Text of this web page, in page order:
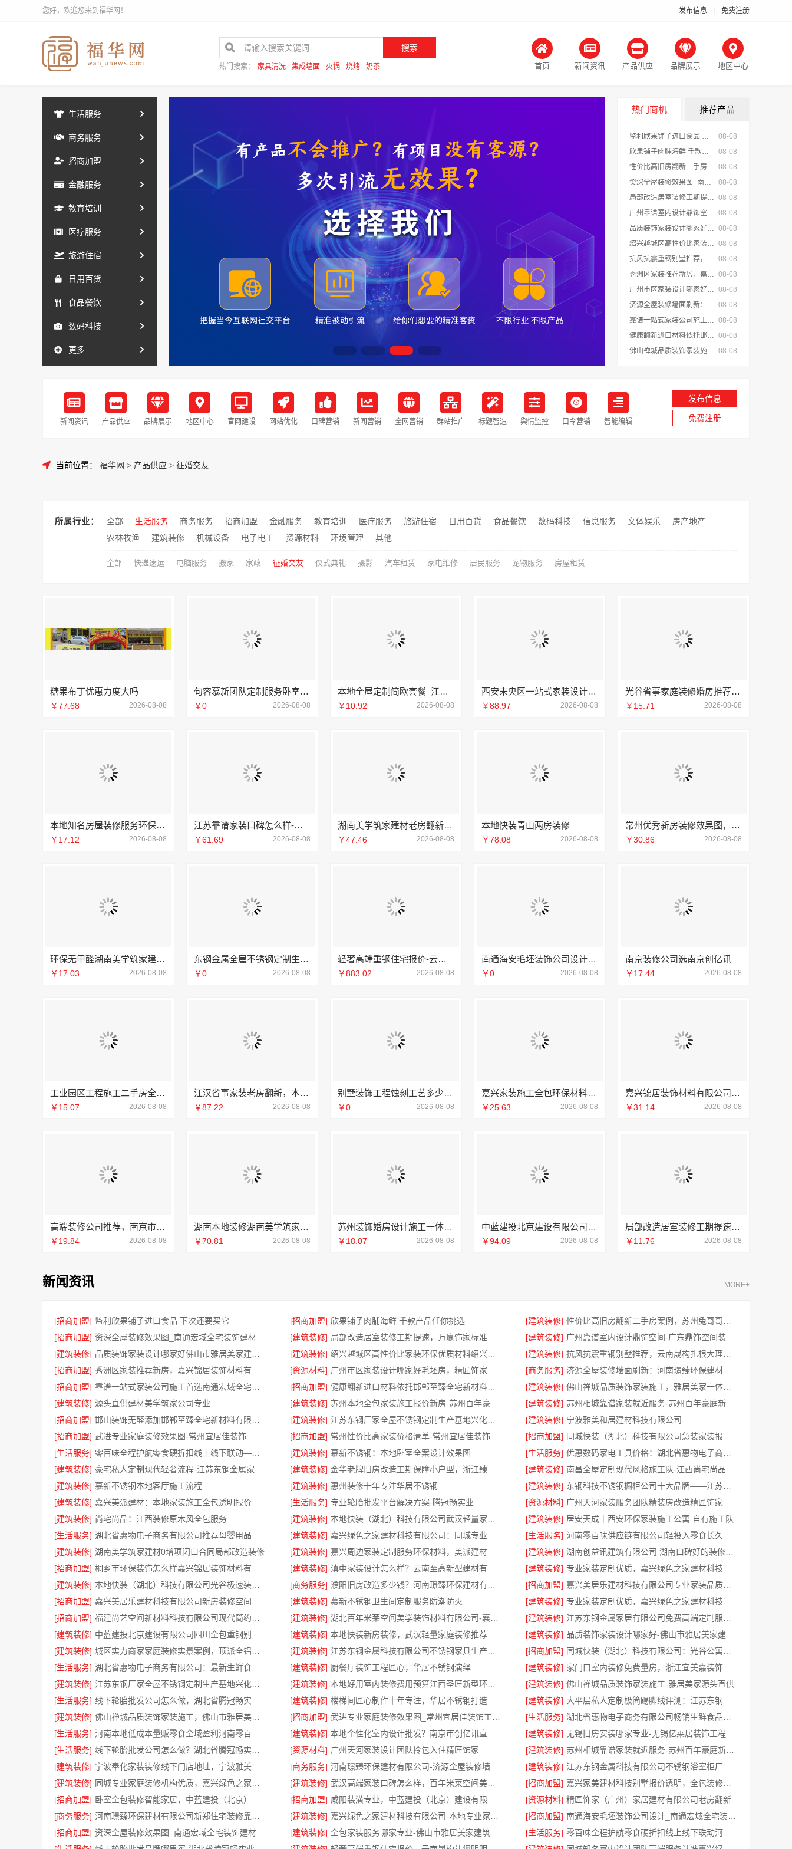
您好，欢迎您来到福华网！ 发布信息 免费注册
搜索
热门搜索： 家具清洗 集成墙面 火锅 烧烤 奶茶 首页 新闻资讯 产品供应 品牌展示 地区中心
生活服务
商务服务
招商加盟
金融服务
教育培训
医疗服务
旅游住宿
日用百货
食品餐饮
数码科技
更多
热门商机 推荐产品
监利欣果铺子进口食品 下次还要买它
08-08
欣果铺子肉脯海鲜 千款产品任你挑选
08-08
性价比高旧房翻新二手房案例，苏州兔哥哥智装新材料口碑见证 08-08
资深全屋装修效果图_南通宏域全宅装饰建材
08-08
局部改造居室装修工期提速，万赢饰家标准流程保障 08-08
广州靠谱室内设计鼎饰空间-广东鼎饰空间装饰工程有限公司 08-08
品质装饰家装设计哪家好佛山市雅居美家建筑装饰工程有限公司 08-08
绍兴越城区高性价比家装环保优质材料绍兴卓鑫装饰材料有限公司 08-08
抗风抗震重钢别墅推荐，云南晟构扎根大理匠心 08-08
秀洲区家装推荐新房，嘉兴锦居装饰材料有限公司一站式整装 08-08
广州市区家装设计哪家好毛坯房，精匠饰家 08-08
济源全屋装修墙面刷新：河南璟臻环保建材有限公司快净 08-08
靠谱一站式家装公司施工首选南通宏域全宅装饰建材有限公司 08-08
健康翻新进口材料依托邯郸至臻全宅新材料有限公司 08-08
佛山禅城品质装饰家装施工，雅居美家一体化家装 08-08
新闻资讯 产品供应 品牌展示 地区中心 官网建设 网站优化 口碑营销 新闻营销 全网营销 群站推广 标题智造 舆情监控 口令营销 智能编辑
发布信息
免费注册
当前位置： 福华网 > 产品供应 > 征婚交友
所属行业： 全部 生活服务 商务服务 招商加盟 金融服务 教育培训 医疗服务 旅游住宿 日用百货 食品餐饮 数码科技 信息服务 文体娱乐
房产地产
农林牧渔
建筑装修 机械设备 电子电工 资源材料 环境管理 其他
全部 快递速运 电脑服务 搬家 家政 征婚交友 仪式典礼 摄影 汽车租赁 家电维修 居民服务 宠物服务 房屋租赁
糖果布丁优惠力度大吗
￥77.68 2026-08-08
句容慕新团队定制服务卧室施工流程-慕新不锈钢
￥0 2026-08-08
本地全屋定制简欧套餐_江西尚宅尚品
￥10.92 2026-08-08
西安未央区一站式家装设计刚需房售后完善 居安天成
￥88.97 2026-08-08
光谷省事家庭装修婚房推荐本地快装（湖北）
￥15.71 2026-08-08
本地知名房屋装修服务环保，嘉兴绿色之家建材科技有限公司
￥17.12 2026-08-08
江苏靠谱家装口碑怎么样-常州宜居佳装饰
￥61.69 2026-08-08
湖南美学筑家建材老房翻新：湖南装修公司首选
￥47.46 2026-08-08
本地快装青山两房装修
￥78.08 2026-08-08
常州优秀新房装修效果图，常州宜居佳装饰打造理想新家
￥30.86 2026-08-08
环保无甲醛湖南美学筑家建材软装配套
￥17.03 2026-08-08
东钢金属全屋不锈钢定制生产商本地-江苏东钢金属科技有限公司
￥0 2026-08-08
轻奢高端重钢住宅报价-云南晟构建筑建材有限公司
￥883.02 2026-08-08
南通海安毛坯装饰公司设计，南通宏域全宅装饰建材有限公司专业规划
￥0 2026-08-08
南京装修公司选南京创亿讯
￥17.44 2026-08-08
工业园区工程施工二手房全包_苏州兔哥哥智装新材料
￥15.07 2026-08-08
江汉省事家装老房翻新，本地快装透明一口价
￥87.22 2026-08-08
别墅装饰工程蚀刻工艺多少钱——江苏东钢金属家居报价
￥0 2026-08-08
嘉兴家装施工全包环保材料_嘉兴美派建材科技有限公司
￥25.63 2026-08-08
嘉兴锦居装饰材料有限公司，秀洲区装饰排名公寓优选
￥31.14 2026-08-08
高端装修公司推荐，南京市创亿讯实力派
￥19.84 2026-08-08
湖南本地装修湖南美学筑家建材商铺装修
￥70.81 2026-08-08
苏州装饰婚房设计施工一体化-苏州兔哥哥智装新材料
￥18.07 2026-08-08
中蓝建投北京建设有限公司四川全包重钢别墅
￥94.09 2026-08-08
局部改造居室装修工期提速，万赢饰家快速交付
￥11.76 2026-08-08
新闻资讯 MORE+
[招商加盟] 监利欣果铺子进口食品 下次还要买它 [招商加盟] 欣果铺子肉脯海鲜 千款产品任你挑选 [建筑装修]
[招商加盟] 资深全屋装修效果图_南通宏域全宅装饰建材 [建筑装修] [建筑装修]
[建筑装修]
[建筑装修] [建筑装修]
[招商加盟]
[资源材料] 广州市区家装设计哪家好毛坯房，精匠饰家 [商务服务]
[招商加盟]
[招商加盟] [建筑装修]
[建筑装修] 源头直供建材美学筑家公司专业 [建筑装修] [建筑装修]
[招商加盟]
[建筑装修] [建筑装修] 宁波雅美和居建材科技有限公司
[招商加盟] 武进专业家庭装修效果图-常州宜居佳装饰 [招商加盟] 常州性价比高家装价格清单-常州宜居佳装饰 [招商加盟]
[生活服务]
[建筑装修] 慕新不锈钢：本地卧室全案设计效果图 [生活服务]
[建筑装修]
[建筑装修] [建筑装修] 南昌全屋定制现代风格施工队-江西尚宅尚品
[建筑装修] 慕新不锈钢本地客厅施工流程 [建筑装修] 惠州装修十年专注华居不锈钢 [建筑装修]
[建筑装修] 嘉兴美派建材：本地家装施工全包透明报价 [生活服务] 专业轮胎批发平台解决方案-腾冠畅实业 [资源材料] 广州天河家装服务团队精装房改造精匠饰家
[建筑装修] 尚宅尚品：江西装修原木风全包服务 [建筑装修] [建筑装修] 居安天成｜西安环保家装施工公寓 自有施工队
[生活服务]
[建筑装修] [生活服务]
[建筑装修] 湖南美学筑家建材0增项闭口合同局部改造装修 [建筑装修] 嘉兴周边家装定制服务环保材料，美派建材 [建筑装修]
[招商加盟]
[建筑装修] [建筑装修]
[建筑装修]
[商务服务] [招商加盟]
[招商加盟]
[建筑装修] 慕新不锈钢卫生间定制服务防潮防火 [建筑装修]
[招商加盟]
[建筑装修] [建筑装修]
[建筑装修]
[建筑装修] 本地快装新房装修，武汉轻量家庭装修推荐 [建筑装修]
[建筑装修]
[建筑装修] [招商加盟]
[生活服务]
[建筑装修] 厨餐厅装饰工程匠心，华居不锈钢演绎 [建筑装修] 家门口室内装修免费量房，浙江宜美嘉装饰
[建筑装修]
[建筑装修] [建筑装修] 佛山禅城品质装饰家装施工-雅居美家源头直供
[生活服务]
[建筑装修] [建筑装修]
[建筑装修]
[招商加盟] [生活服务]
[生活服务]
[建筑装修] [建筑装修]
[生活服务]
[资源材料] 广州天河家装设计团队拎包入住精匠饰家 [建筑装修]
[建筑装修]
[商务服务] [建筑装修]
[建筑装修]
[建筑装修] [招商加盟]
[招商加盟]
[招商加盟] [资源材料] 精匠饰家（广州）家居建材有限公司老房翻新
[商务服务]
[建筑装修] [招商加盟]
[招商加盟]
[建筑装修] [生活服务]